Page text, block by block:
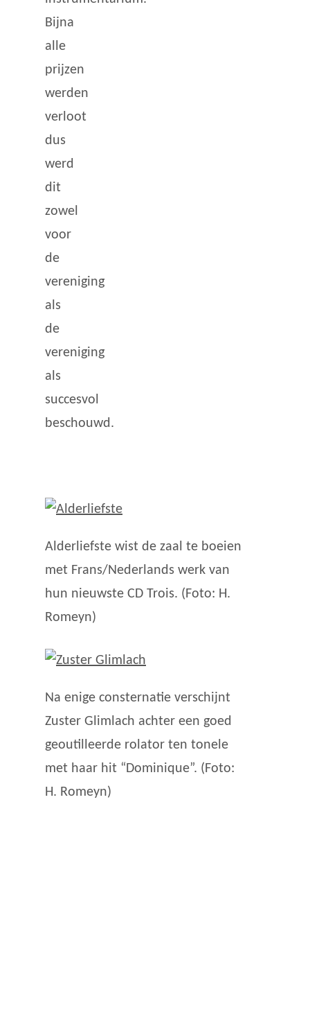
Bijna
alle
prijzen
werden
verloot
dus
werd
dit
zowel
voor
de
vereniging
als
de
vereniging
als
succesvol
beschouwd.
Alderliefste wist de zaal te boeien
met Frans/Nederlands werk van
hun nieuwste CD Trois. (Foto: H.
Romeyn)
Na enige consternatie verschijnt
Zuster Glimlach achter een goed
geoutilleerde rolator ten tonele
met haar hit “Dominique”. (Foto:
H. Romeyn)